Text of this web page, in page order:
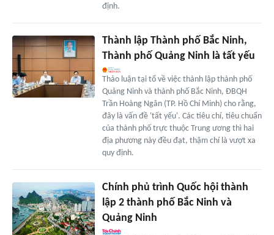
định.
Thành lập Thành phố Bắc Ninh,
Thành phố Quảng Ninh là tất yếu
Thảo luận tại tổ về việc thành lập thành phố
Quảng Ninh và thành phố Bắc Ninh, ĐBQH
Trần Hoàng Ngân (TP. Hồ Chí Minh) cho rằng,
đây là vấn đề 'tất yếu'. Các tiêu chí, tiêu chuẩn
của thành phố trực thuộc Trung ương thì hai
địa phương này đều đạt, thậm chí là vượt xa
quy định.
Chính phủ trình Quốc hội thành
lập 2 thành phố Bắc Ninh và
Quảng Ninh